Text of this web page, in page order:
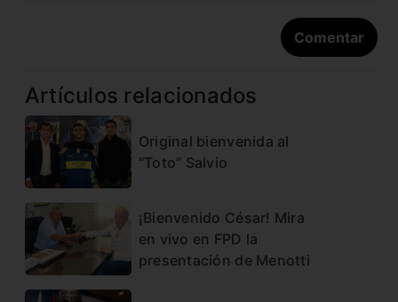
Artículos relacionados
Original bienvenida al
“Toto” Salvio
¡Bienvenido César! Mira
en vivo en FPD la
presentación de Menotti